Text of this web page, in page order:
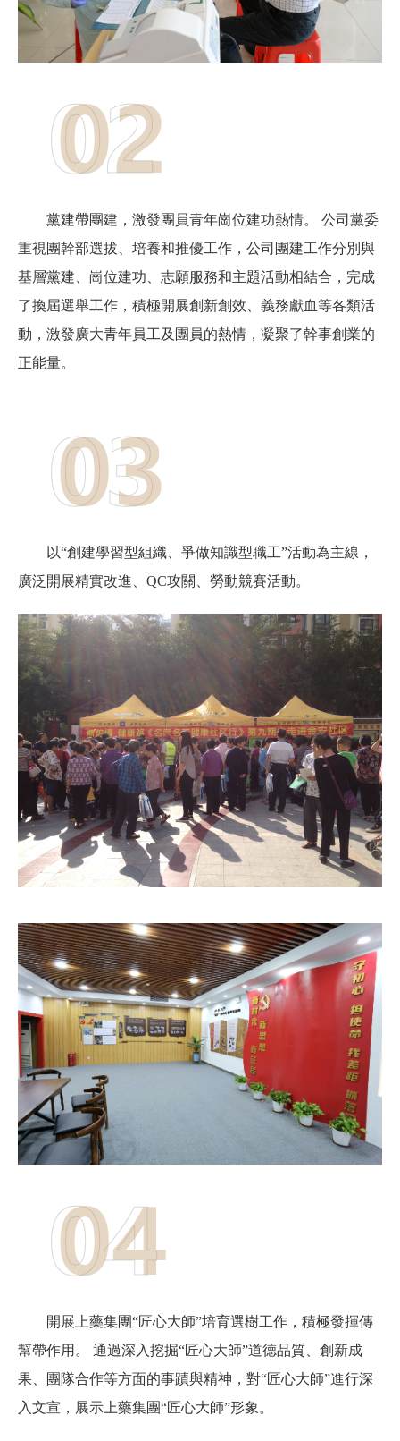
黨建帶團建，激發團員青年崗位建功熱情。 公司黨委
重視團幹部選拔、培養和推優工作，公司團建工作分別與
基層黨建、崗位建功、志願服務和主題活動相結合，完成
了換屆選舉工作，積極開展創新創效、義務獻血等各類活
動，激發廣大青年員工及團員的熱情，凝聚了幹事創業的
正能量。
以“創建學習型組織、爭做知識型職工”活動為主線，
廣泛開展精實改進、QC攻關、勞動競賽活動。
開展上藥集團“匠心大師”培育選樹工作，積極發揮傳
幫帶作用。 通過深入挖掘“匠心大師”道德品質、創新成
果、團隊合作等方面的事蹟與精神，對“匠心大師”進行深
入文宣，展示上藥集團“匠心大師”形象。